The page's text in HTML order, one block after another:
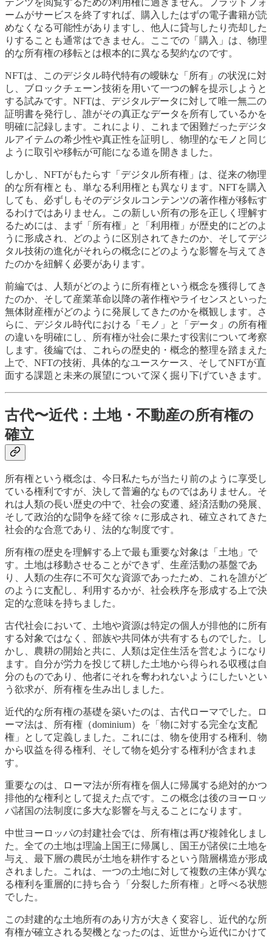
テンツを閲覧するための利用権に過ぎません。プラットフォ
ームがサービスを終了すれば、購入したはずの電子書籍が読
めなくなる可能性がありますし、他人に貸与したり売却した
りすることも通常はできません。ここでの「購入」は、物理
的な所有権の移転とは根本的に異なる契約なのです。
NFTは、このデジタル時代特有の曖昧な「所有」の状況に対
し、ブロックチェーン技術を用いて一つの解を提示しようと
する試みです。NFTは、デジタルデータに対して唯一無二の
証明書を発行し、誰がその真正なデータを所有しているかを
明確に記録します。これにより、これまで困難だったデジタ
ルアイテムの希少性や真正性を証明し、物理的なモノと同じ
ように取引や移転が可能になる道を開きました。
しかし、NFTがもたらす「デジタル所有権」は、従来の物理
的な所有権とも、単なる利用権とも異なります。NFTを購入
しても、必ずしもそのデジタルコンテンツの著作権が移転す
るわけではありません。この新しい所有の形を正しく理解す
るためには、まず「所有権」と「利用権」が歴史的にどのよ
うに形成され、どのように区別されてきたのか、そしてデジ
タル技術の進化がそれらの概念にどのような影響を与えてき
たのかを紐解く必要があります。
前編では、人類がどのように所有権という概念を獲得してき
たのか、そして産業革命以降の著作権やライセンスといった
無体財産権がどのように発展してきたのかを概観します。さ
らに、デジタル時代における「モノ」と「データ」の所有権
の違いを明確にし、所有権が社会に果たす役割について考察
します。後編では、これらの歴史的・概念的整理を踏まえた
上で、NFTの技術、具体的なユースケース、そしてNFTが直
面する課題と未来の展望について深く掘り下げていきます。
古代〜近代：土地・不動産の所有権の
確立
所有権という概念は、今日私たちが当たり前のように享受し
ている権利ですが、決して普遍的なものではありません。そ
れは人類の長い歴史の中で、社会の変遷、経済活動の発展、
そして政治的な闘争を経て徐々に形成され、確立されてきた
社会的な合意であり、法的な制度です。
所有権の歴史を理解する上で最も重要な対象は「土地」で
す。土地は移動させることができず、生産活動の基盤であ
り、人類の生存に不可欠な資源であったため、これを誰がど
のように支配し、利用するかが、社会秩序を形成する上で決
定的な意味を持ちました。
古代社会において、土地や資源は特定の個人が排他的に所有
する対象ではなく、部族や共同体が共有するものでした。し
かし、農耕の開始と共に、人類は定住生活を営むようになり
ます。自分が労力を投じて耕した土地から得られる収穫は自
分のものであり、他者にそれを奪われないようにしたいとい
う欲求が、所有権を生み出しました。
近代的な所有権の基礎を築いたのは、古代ローマでした。ロ
ーマ法は、所有権（dominium）を「物に対する完全な支配
権」として定義しました。これには、物を使用する権利、物
から収益を得る権利、そして物を処分する権利が含まれま
す。
重要なのは、ローマ法が所有権を個人に帰属する絶対的かつ
排他的な権利として捉えた点です。この概念は後のヨーロッ
パ諸国の法制度に多大な影響を与えることになります。
中世ヨーロッパの封建社会では、所有権は再び複雑化しまし
た。全ての土地は理論上国王に帰属し、国王が諸侯に土地を
与え、最下層の農民が土地を耕作するという階層構造が形成
されました。これは、一つの土地に対して複数の主体が異な
る権利を重層的に持ち合う「分裂した所有権」と呼べる状態
でした。
この封建的な土地所有のあり方が大きく変容し、近代的な所
有権が確立される契機となったのは、近世から近代にかけて